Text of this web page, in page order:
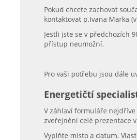
Pokud chcete zachovat
kontaktovat p.Ivana Marka
Jestli jste se v předchozích
přístup neumožní.
Pro vaši potřebu jsou dále
Energetičtí
V záhlaví formuláře
zveřejnění celé prezentace
Vyplňte místo a datum.